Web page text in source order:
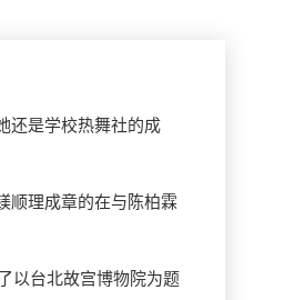
是学校热舞社的成
理成章的在与陈柏霖
以台北故宫博物院为题